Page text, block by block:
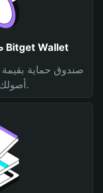
صندوق حماية محفظة Bitget Wallet
أصولك ومعاملاتك.